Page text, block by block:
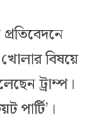
বিষয়ে
ট্রাম্প।
পার্টি’।